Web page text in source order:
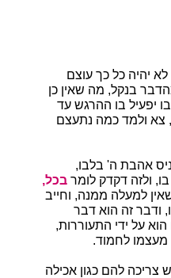
יהיה כל כך עוצם
בנקל, מה שאין כן
יפעיל בו ההרגש עד
צא ולמד כמה נתעצם
אהבת ה' בלבו,
ולזה דקדק לומר בכל,
למעלה ממנה, וחייב
ודבר זה הוא דבר
על ידי התעוררות,
מעצמו לחמוד.
להם כגון אכילה